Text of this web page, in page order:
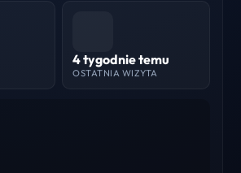
4 tygodnie temu
OSTATNIA WIZYTA